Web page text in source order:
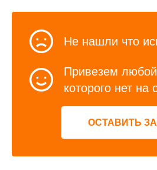
Не нашли что
Привезем
которого нет на
ОСТАВИТЬ